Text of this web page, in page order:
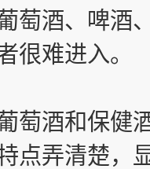
萄酒、啤酒
很难进入。
酒和保健
点弄清楚，